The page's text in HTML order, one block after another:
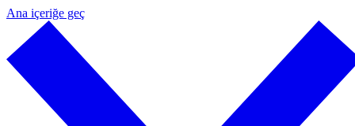
Ana içeriğe geç